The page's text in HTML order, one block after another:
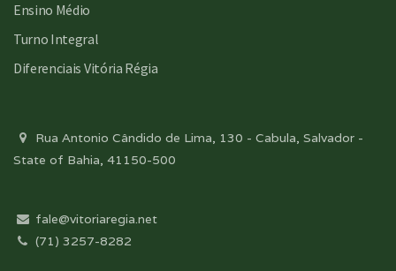
Ensino Médio
Turno Integral
Diferenciais Vitória Régia
Rua Antonio Cândido de Lima, 130 - Cabula, Salvador -
State of Bahia, 41150-500
fale@vitoriaregia.net
(71) 3257-8282